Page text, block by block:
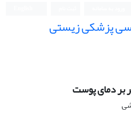
پزشکی زیستی
بر دمای پوست